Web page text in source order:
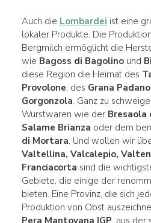
Auch die Lombardei ist eine
lokaler Produkte. Die
Bergmilch ermöglicht die
wie Bagoss di Bagolinound
diese Region die Heimat des
Provolone, des Grana Padano
Gorgonzola. Ganz zu
Wurstwaren wie der
Salame Brianza oder dem
di Mortara. Und wollen wir
Valtellina, Valcalepio,
Franciacorta sind die
Gebiete, die einige der
bieten. Eine Provinz, die sich
Produktion von Obst
Pera Mantovana IGP , aus